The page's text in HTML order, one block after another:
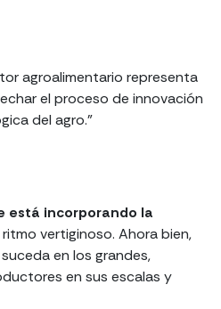
agroalimentario representa
el proceso de innovación
del agro.”
está incorporando la
vertiginoso. Ahora bien,
en los grandes,
en sus escalas y